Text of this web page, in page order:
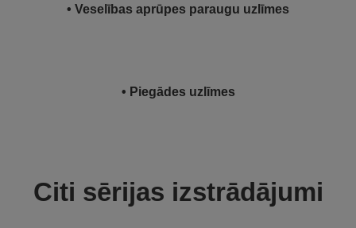
• Veselības aprūpes paraugu uzlīmes
• Piegādes uzlīmes
Citi sērijas izstrādājumi